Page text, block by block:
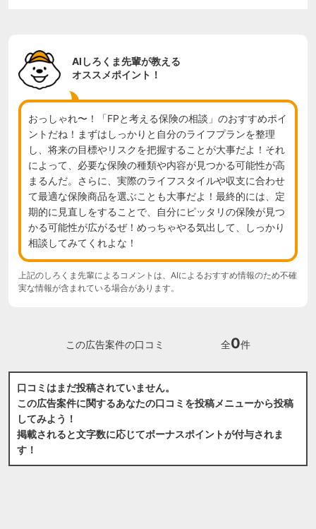
AIしろくま先輩が教える
オススメポイント！
おっしゃれ〜！「FPと考える保険の相談」のおすすめポイ
ントだね！まずはしっかりと自分のライフプランを整理
し、将来の目標やリスクを把握することが大事だよ！それ
によって、必要な保険の種類や内容が見つかる可能性が高
まるんだ。さらに、実際のライフスタイルや収支に合わせ
て最適な保険商品を選ぶことも大事だよ！最終的には、定
期的に見直しをすることで、自分にピッタリの保険が見つ
かる可能性が広がるぜ！めっちゃやる気出して、しっかり
相談してみてくれよな！
上記のしろくま先輩によるコメントは、AIによるおすすめ情報のため不確
実な情報が含まれている場合があります。
この広告案件の口コミ 全0件
口コミはまだ投稿されていません。
この広告案件に関するあなたの口コミを投稿メニューから投稿
してみよう！
掲載されると文字数に応じてボーナスポイントが付与されま
す！